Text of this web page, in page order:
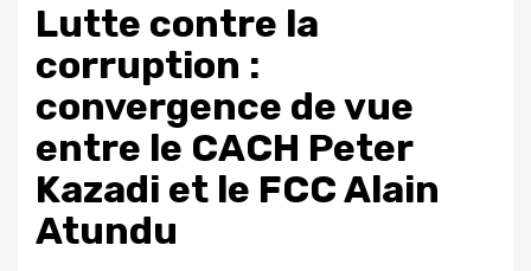
Lutte contre la
corruption :
convergence de vue
entre le CACH Peter
Kazadi et le FCC Alain
Atundu